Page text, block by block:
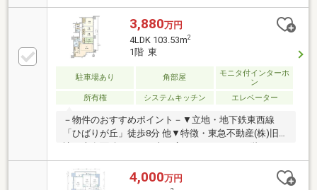
放感ある住空間が魅力です。－主要設備等－・ディス
ポーザー・直結加圧給水方式・高速ブロードバンド対
応（管理費込）・２４時間熱交換型セントラル換気シ
ステム・省エネタイプガス床暖房・給湯システム
「Fact」・トランクルーム１F（無償）・屋内自転車置
き場（無償）・ペット飼育可能（飼育細則による制限
有）教育施設・市立共栄小学校徒歩約１１分・・・約
８６０ｍ・市立厚別南中学校約３分・・・約２３０ｍ
3,880万円
4LDK 103.53m2
1階 東
駐車場あり 角部屋
モニタ付インターホ
ン
所有権
システムキッチン エレベーター
－物件のおすすめポイント－▼立地・地下鉄東西線
「ひばりが丘」徒歩8分 他▼特徴・東急不動産(株)旧分
生活音を気にせず過ごせる1階部分・ご家族が集うLDK
は約20.3帖、LD部分は2面採光を確保・会話が弾む対
面式キッチン、食品庫・食器棚付・WIC等、全居室に
4,000万円